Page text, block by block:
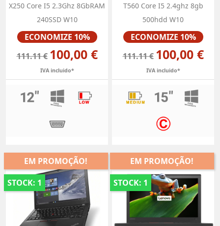
X250 Core I5 2.3Ghz 8GbRAM
240SSD W10
Preço
ECONOMIZE 10%
111.11 € 100,00 €
IVA incluido*
T560 Core I5 2.4ghz 8gb
500hdd W10
Preço
ECONOMIZE 10%
111.11 € 100,00 €
IVA incluido*
EM PROMOÇÃO!
STOCK: 1
EM PROMOÇÃO!
STOCK: 1